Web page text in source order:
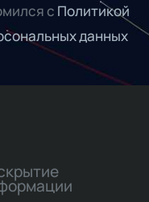
с Политикой
данных